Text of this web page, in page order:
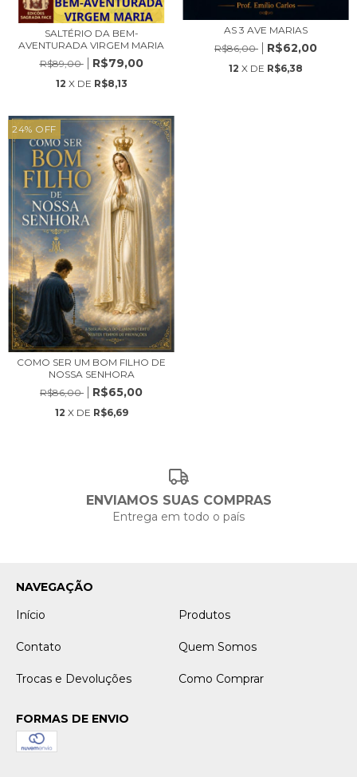
SALTÉRIO DA BEM-
AVENTURADA VIRGEM MARIA
R$89,00
R$79,00
12 X DE R$8,13
AS 3 AVE MARIAS
R$86,00
R$62,00
12 X DE R$6,38
24% OFF
COMO SER UM BOM FILHO DE
NOSSA SENHORA
R$86,00
R$65,00
12 X DE R$6,69
ENVIAMOS SUAS COMPRAS
Entrega em todo o país
NAVEGAÇÃO
Início
Produtos
Contato Quem Somos
Trocas e Devoluções Como Comprar
FORMAS DE ENVIO